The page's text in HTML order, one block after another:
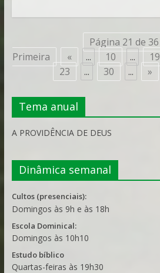
Página 21 de 36
Primeira
« ... 10 ... 19
23
... 30 ... »
Tema anual
A PROVIDÊNCIA DE DEUS
Dinâmica semanal
Cultos (presenciais):
Domingos às 9h e às 18h
Escola Dominical:
Domingos às 10h10
Estudo bíblico
Quartas-feiras às 19h30